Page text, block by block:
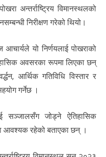
अन्तर्राष्ट्रिय विमानस्थलको
निरीक्षण गरेको थियो।
यो निर्णयलाई पोखराको
अवसरका रूपमा लिएका छन्
आर्थिक गतिविधि विस्तार र
गर्नेछ ।
सञ्जालसँग जोड्ने ऐतिहासिक
आवश्यक रहेको बताएका छन् ।